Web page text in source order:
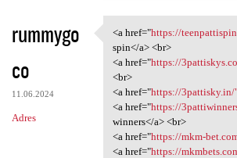
rummygo
co
11.06.2024
Adres
<a href="https:/
<a href="https://
spin</a> <br>
<a href="https://
<br>
<a href="https://3pattisky.in/
<a href="https://
winners</a> <br>
<a href="https://mkm-
<a href="https://